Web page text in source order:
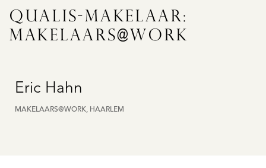
QUALIS-MAKELAAR:
MAKELAARS@WORK
Eric Hahn
MAKELAARS@WORK, HAARLEM